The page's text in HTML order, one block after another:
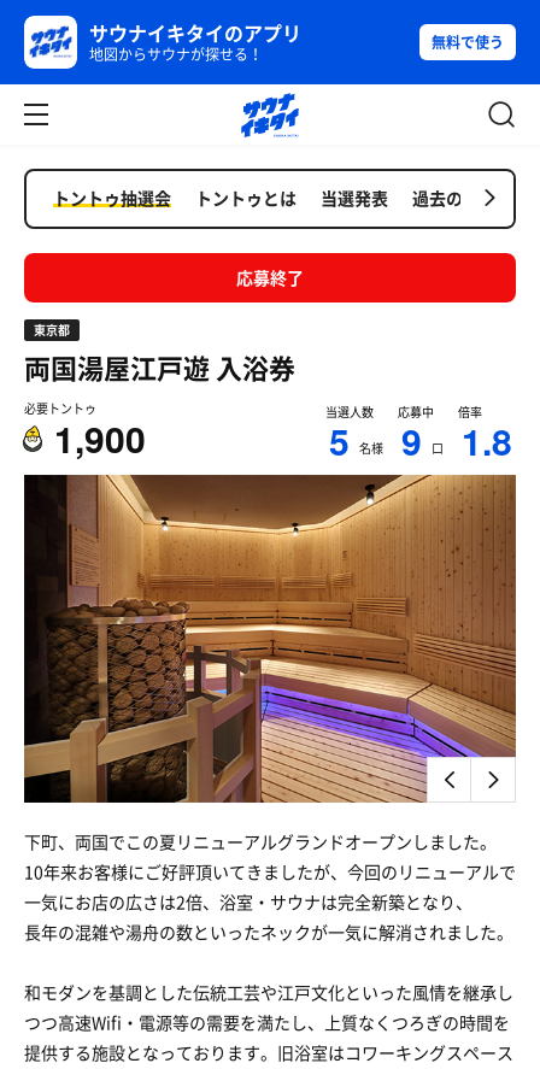
サウナイキタイのアプリ
地図からサウナが探せる！
無料で使う
トントゥ抽選会 トントゥとは 当選発表 過去の抽選会
応募終了
東京都
両国湯屋江戸遊入浴券
必要トントゥ
1,900
当選人数
5 名様
応募中
9 口
倍率
1.8
下町、両国でこの夏リニューアルグランドオープンしました。
10年来お客様にご好評頂いてきましたが、今回のリニューアルで
一気にお店の広さは2倍、浴室・サウナは完全新築となり、
長年の混雑や湯舟の数といったネックが一気に解消されました。
和モダンを基調とした伝統工芸や江戸文化といった風情を継承し
つつ高速Wifi・電源等の需要を満たし、上質なくつろぎの時間を
提供する施設となっております。旧浴室はコワーキングスペース